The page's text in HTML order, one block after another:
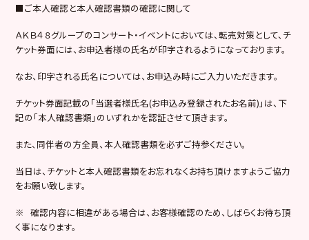
■ご本人確認と本人確認書類の確認に関して
ＡＫＢ４８グループのコンサート・イベントにおいては、転売対策として、チ
ケット券面には、お申込者様の氏名が印字されるようになっております。
なお、印字される氏名については、お申込み時にご入力いただきます。
チケット券面記載の「当選者様氏名(お申込み登録されたお名前)」は、下
記の「本人確認書類」のいずれかを認証させて頂きます。
また、同伴者の方全員、本人確認書類を必ずご持参ください。
当日は、チケットと本人確認書類をお忘れなくお持ち頂けますようご協力
をお願い致します。
※ 確認内容に相違がある場合は、お客様確認のため、しばらくお待ち頂
く事になります。